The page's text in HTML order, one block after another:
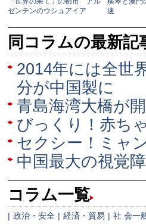
同コラムの最新記
2014年には全世
分が中国製に
青島海湾大橋が
びっくり！赤ち
セクシー！ミャ
中国最大の視覚
コラム一覧
| 政治・安全 | 経済・貿易 | 社 会一